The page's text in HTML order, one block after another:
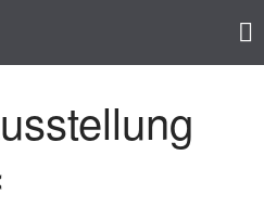
Startseite